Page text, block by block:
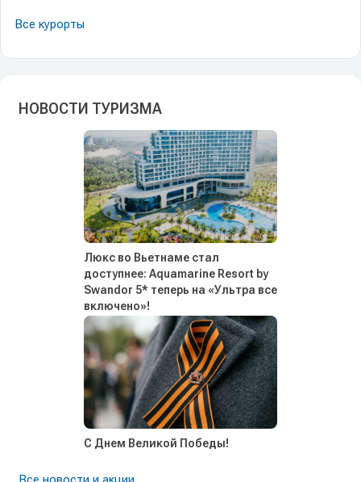
Все курорты
НОВОСТИ ТУРИЗМА
Люкс во Вьетнаме стал
доступнее: Aquamarine Resort by
Swandor 5* теперь на «Ультра все
включено»!
С Днем Великой Победы!